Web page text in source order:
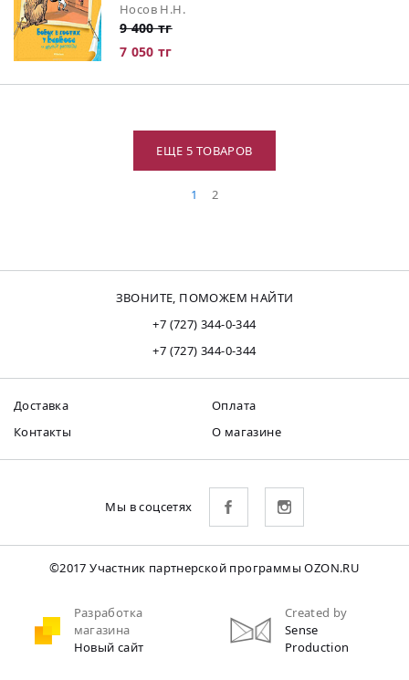
Носов Н.Н.
9 400 тг
7 050 тг
ЕЩЕ 5 ТОВАРОВ
1 2
ЗВОНИТЕ, ПОМОЖЕМ НАЙТИ
+7 (727) 344-0-344
+7 (727) 344-0-344
Доставка
Оплата
Контакты
О магазине
Мы в соцсетях
©2017 Участник партнерской программы OZON.RU
Разработка
магазина
Новый сайт
Created by
Sense
Production